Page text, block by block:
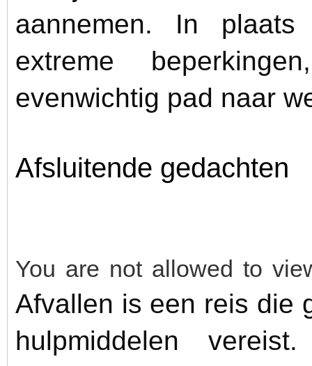
aannemen. In
extreme
evenwichtig pad naar
Afsluitende gedachten
You are not allowed to
Afvallen is een reis die
hulpmiddelen